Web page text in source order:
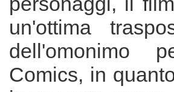
un'ottima
dell'omonimo
Comics, in